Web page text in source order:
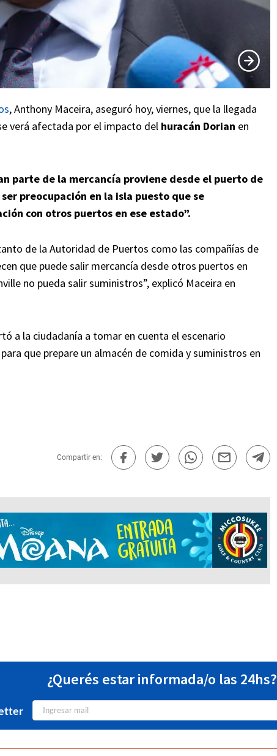
, Anthony Maceira, aseguró hoy, viernes, que la llegada
verá afectada por el impacto del huracán Dorian en
parte de la mercancía proviene desde el puerto de
preocupación en la isla puesto que se
con otros puertos en ese estado”.
de la Autoridad de Puertos como las compañías de
que puede salir mercancía desde otros puertos en
no pueda salir suministros”, explicó Maceira en
a la ciudadanía a tomar en cuenta el escenario
que prepare un almacén de comida y suministros en
Compartir en:
¿Querés estar informada/o las 24hs?